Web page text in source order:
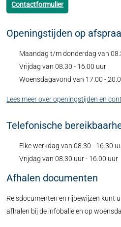
Contactformulier
Openingstijden op
Maandag t/m donderdag van
Vrijdag van 08.30 - 16.00 uur
Woensdagavond van 17.00 -
Lees meer over openingstijden en
Telefonische
Elke werkdag van 08.30 - 16.30
Vrijdag van 08.30 uur - 16.00 uur
Afhalen documenten
Reisdocumenten en rijbewijzen kunt
afhalen bij de infobalie en op